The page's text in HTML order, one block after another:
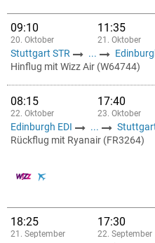
09:10
20. Oktober
11:35
21. Oktober
Stuttgart STR ...
Hinflug mit Wizz Air (W64744)
08:15
22. Oktober
17:40
23. Oktober
Edinburgh EDI ...
Rückflug mit Ryanair (FR3264)
18:25
21. September
17:30
22. September